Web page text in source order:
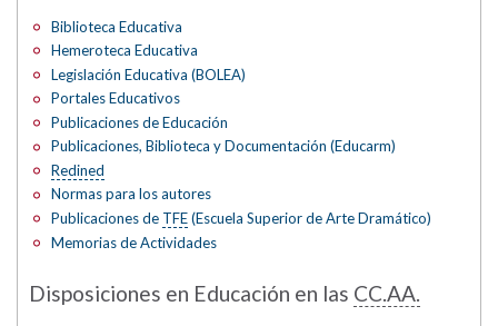
Biblioteca Educativa
Hemeroteca Educativa
Legislación Educativa (BOLEA)
Portales Educativos
Publicaciones de Educación
Publicaciones, Biblioteca y Documentación (Educarm)
Redined
Normas para los autores
Publicaciones de TFE(Escuela Superior de Arte Dramático)
Memorias de Actividades
Disposiciones en Educación en las CC.AA.